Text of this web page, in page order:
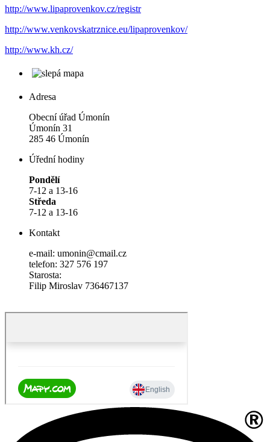
http://www.lipaprovenkov.cz/registr
http://www.venkovskatrznice.eu/lipaprovenkov/
http://www.kh.cz/
Adresa
Obecní úřad Úmonín
Úmonín 31
285 46 Úmonín
Úřední hodiny
Pondělí
7-12 a 13-16
Středa
7-12 a 13-16
Kontakt
e-mail: umonin@cmail.cz
telefon: 327 576 197
Starosta:
Filip Miroslav 736467137